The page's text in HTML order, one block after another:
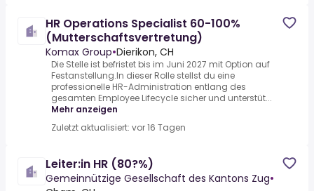
HR Operations Specialist 60-100%
(Mutterschaftsvertretung)
Komax Group•Dierikon, CH
Die Stelle ist befristet bis im Juni 2027 mit Option auf
Festanstellung.In dieser Rolle stellst du eine
professionelle HR-Administration entlang des
gesamten Employee Lifecycle sicher und unterstüt...
Mehr anzeigen
Zuletzt aktualisiert: vor 16 Tagen
Leiter:in HR (80?%)
Gemeinnützige Gesellschaft des Kantons Zug•